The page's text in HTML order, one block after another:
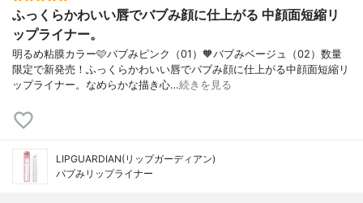
ふっくらかわいい唇でバブみ顔に仕上がる 中顔面短縮リ
ップライナー。
明るめ粘膜カラー🩷バブみピンク（01）🧡バブみベージュ（02）数量
限定で新発売！ふっくらかわいい唇でバブみ顔に仕上がる中顔面短縮リ
ップライナー。なめらかな描き心…続きを見る
LIPGUARDIAN(リップガーディアン)
バブみリップライナー